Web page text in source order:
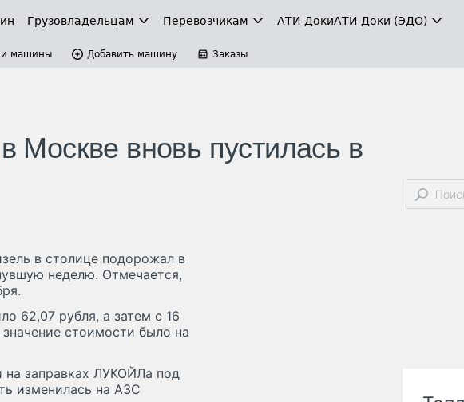
Грузовладельцам Перевозчикам АТИ-ДокиАТИ-Доки (ЭДО)
машины Добавить машину Заказы
Москве вновь пустилась в
в столице подорожал в
неделю. Отмечается,
62,07 рубля, а затем с 16
стоимости было на
заправках ЛУКОЙЛа под
изменилась на АЗС